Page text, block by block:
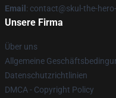
Email : contact@skul-the-
Unsere Firma
Über uns
Allgemeine
Datenschutzrichtlinien
DMCA - Copyright Policy